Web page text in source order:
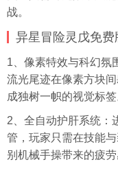
战。
异星冒险灵戊免
1、像素特效与科幻氛
流光尾迹在像素方块
成独树一帜的视觉标签
2、全自动护肝系统：
管，玩家只需在技能
别机械手操带来的疲劳